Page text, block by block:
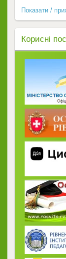
Показати /
Корисні